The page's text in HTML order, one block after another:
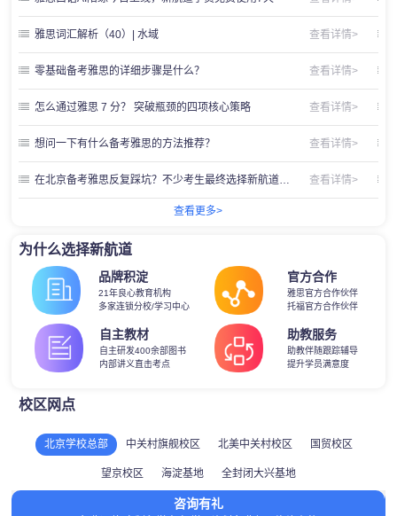
雅思词汇解析（40）| 水域 查看详情>
零基础备考雅思的详细步骤是什么？ 查看详情>
怎么通过雅思 7 分？ 突破瓶颈的四项核心策略 查看详情>
想问一下有什么备考雅思的方法推荐？ 查看详情>
在北京备考雅思反复踩坑？不少考生最终选择新航道北京学校的真实原因 查看详情>
查看更多>
为什么选择新航道
品牌积淀
21年良心教育机构
多家连锁分校/学习中心
官方合作
雅思官方合作伙伴
托福官方合作伙伴
自主教材
自主研发400余部图书
内部讲义直击考点
助教服务
助教伴随跟踪辅导
提升学员满意度
校区网点
北京学校总部 中关村旗舰校区 北美中关村校区 国贸校区
望京校区 海淀基地 全封闭大兴基地
咨询有礼